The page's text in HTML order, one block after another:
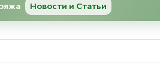
Новости и Статьи